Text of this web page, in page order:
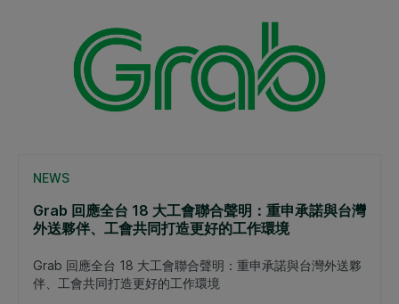
NEWS
Grab 回應全台 18 大工會聯合聲明：重申承諾與台灣
外送夥伴、工會共同打造更好的工作環境
Grab 回應全台 18 大工會聯合聲明：重申承諾與台灣外送夥
伴、工會共同打造更好的工作環境